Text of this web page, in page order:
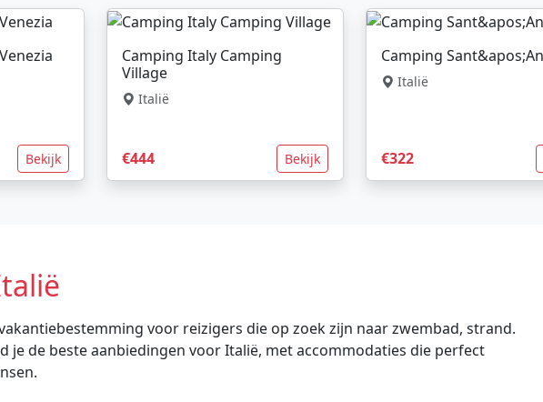
Bekijk
Camping Italy Camping
Village
Italië
€444 Bekijk
Camping
Italië
€322
voor reizigers die op zoek zijn naar zwembad, strand.
je de beste aanbiedingen voor Italië, met accommodaties die perfect